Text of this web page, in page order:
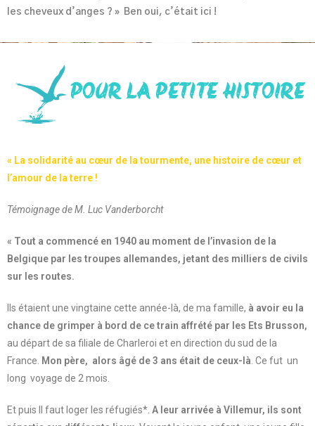
les cheveux d’anges ? » Ben oui, c’était ici !
POUR LA PETITE HISTOIRE
« La solidarité au cœur de la tourmente, une histoire de cœur et
l’amour de la terre !
Témoignage de M. Luc Vanderborcht
« Tout a commencé en 1940 au moment de l’invasion de la
Belgique par les troupes allemandes, jetant des milliers de civils
sur les routes.
Ils étaient une vingtaine cette année-là, de ma famille, à avoir eu la
chance de grimper à bord de ce train affrété par les Ets Brusson,
au départ de sa filiale de Charleroi et en direction du sud de la
France. Mon père, alors âgé de 3 ans était de ceux-là . Ce fut un
long voyage de 2 mois.
Et puis Il faut loger les réfugiés*. A leur arrivée à Villemur, ils sont